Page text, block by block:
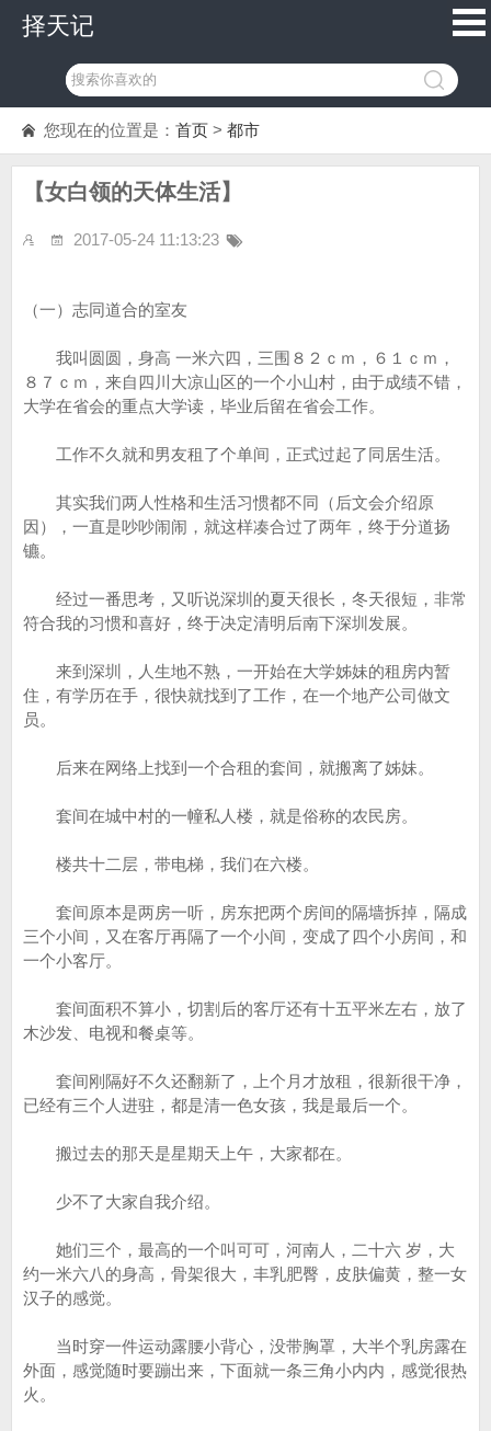
择天记
您现在的位置是： 首页 > 都市
【女白领的天体生活】
2017-05-24 11:13:23
（一）志同道合的室友
我叫圆圆，身高 一米六四，三围８２ｃｍ，６１ｃｍ，
８７ｃｍ，来自四川大凉山区的一个小山村，由于成绩不错，
大学在省会的重点大学读，毕业后留在省会工作。
工作不久就和男友租了个单间，正式过起了同居生活。
其实我们两人性格和生活习惯都不同（后文会介绍原
因），一直是吵吵闹闹，就这样凑合过了两年，终于分道扬
镳。
经过一番思考，又听说深圳的夏天很长，冬天很短，非常
符合我的习惯和喜好，终于决定清明后南下深圳发展。
来到深圳，人生地不熟，一开始在大学姊妹的租房内暂
住，有学历在手，很快就找到了工作，在一个地产公司做文
员。
后来在网络上找到一个合租的套间，就搬离了姊妹。
套间在城中村的一幢私人楼，就是俗称的农民房。
楼共十二层，带电梯，我们在六楼。
套间原本是两房一听，房东把两个房间的隔墙拆掉，隔成
三个小间，又在客厅再隔了一个小间，变成了四个小房间，和
一个小客厅。
套间面积不算小，切割后的客厅还有十五平米左右，放了
木沙发、电视和餐桌等。
套间刚隔好不久还翻新了，上个月才放租，很新很干净，
已经有三个人进驻，都是清一色女孩，我是最后一个。
搬过去的那天是星期天上午，大家都在。
少不了大家自我介绍。
她们三个，最高的一个叫可可，河南人，二十六 岁，大
约一米六八的身高，骨架很大，丰乳肥臀，皮肤偏黄，整一女
汉子的感觉。
当时穿一件运动露腰小背心，没带胸罩，大半个乳房露在
外面，感觉随时要蹦出来，下面就一条三角小内内，感觉很热
火。